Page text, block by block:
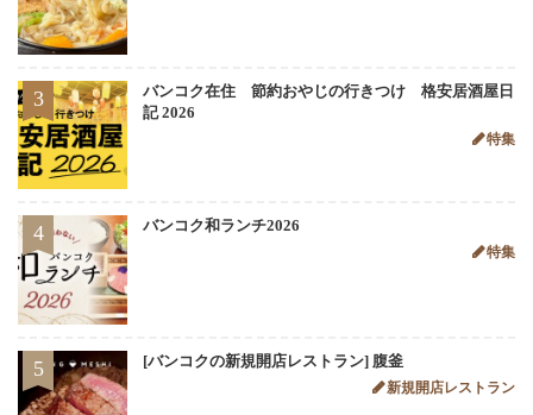
3
バンコク在住 節約おやじの行きつけ 格安居酒屋日
記 2026
特集
4 バンコク和ランチ2026
特集
5 [バンコクの新規開店レストラン] 腹釜
新規開店レストラン